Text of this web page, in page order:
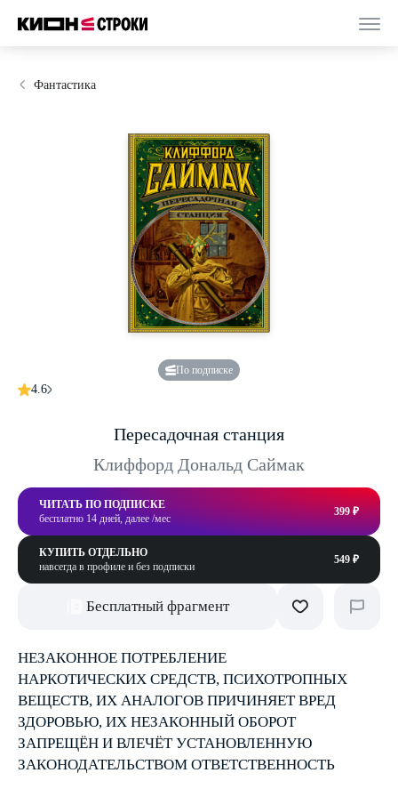
Фантастика
По подписке
4.6
Пересадочная станция
Клиффорд Дональд Саймак
ЧИТАТЬ ПО ПОДПИСКЕ
бесплатно 14 дней, далее /мес
399 ₽
КУПИТЬ ОТДЕЛЬНО
навсегда в профиле и без подписки
549 ₽
Бесплатный фрагмент
НЕЗАКОННОЕ ПОТРЕБЛЕНИЕ
НАРКОТИЧЕСКИХ СРЕДСТВ, ПСИХОТРОПНЫХ
ВЕЩЕСТВ, ИХ АНАЛОГОВ ПРИЧИНЯЕТ ВРЕД
ЗДОРОВЬЮ, ИХ НЕЗАКОННЫЙ ОБОРОТ
ЗАПРЕЩЁН И ВЛЕЧЁТ УСТАНОВЛЕННУЮ
ЗАКОНОДАТЕЛЬСТВОМ ОТВЕТСТВЕННОСТЬ